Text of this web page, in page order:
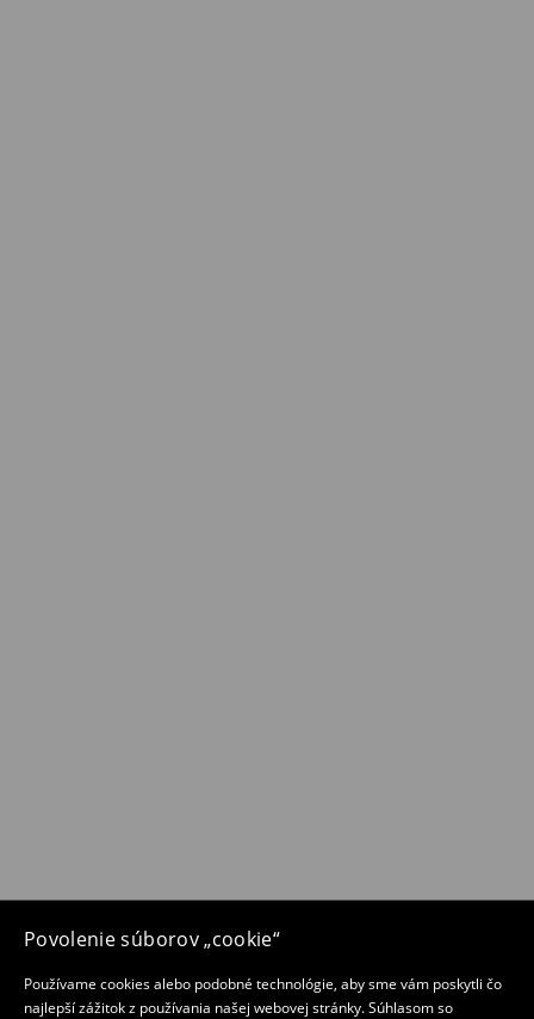
Povolenie súborov „cookie“
Používame cookies alebo podobné technológie, aby sme vám poskytli čo
najlepší zážitok z používania našej webovej stránky. Súhlasom so